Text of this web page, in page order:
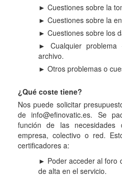
► Cuestiones sobre la
► Cuestiones sobre la
► Cuestiones sobre los
► Cualquier
archivo.
► Otros problemas o
¿Qué coste tiene?
Nos puede solicitar
de info@efinovatic.es. Se
función de las
empresa, colectivo o red.
certificadores a:
► Poder acceder al foro
de alta en el servicio.